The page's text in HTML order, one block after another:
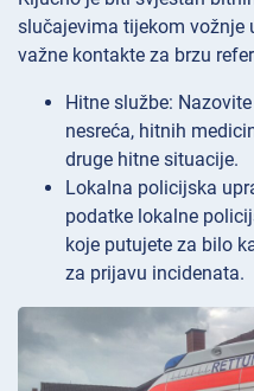
slučajevima tijekom vožnje
važne kontakte za brzu
Hitne službe:
nesreća, hitnih
druge hitne situacije.
Lokalna policijska
podatke lokalne
koje putujete za bilo
za prijavu incidenata.